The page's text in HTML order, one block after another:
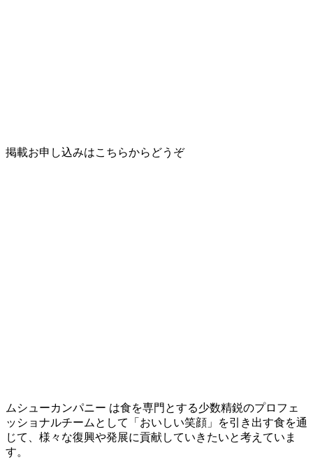
掲載お申し込みはこちらからどうぞ
ムシューカンパニー は食を専門とする少数精鋭のプロフェ
ッショナルチームとして
「おいしい笑顔」を引き出す食を通
じて、様々な復興や発展に貢献していきたいと考えていま
す。